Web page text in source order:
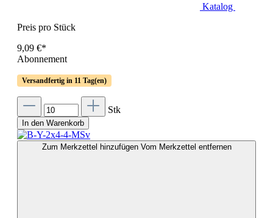
Katalog
Preis pro Stück
9,09 €*
Abonnement
Versandfertig in 11 Tag(en)
Stk
In den Warenkorb
Zum Merkzettel hinzufügen Vom Merkzettel entfernen